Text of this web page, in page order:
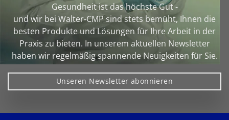
Gesundheit ist das höchste Gut -
und wir bei Walter‑CMP sind stets bemüht, Ihnen die
besten Produkte und Lösungen für Ihre Arbeit in der
Praxis zu bieten. In unserem aktuellen Newsletter
haben wir regelmäßig spannende Neuigkeiten für Sie.
Unseren Newsletter abonnieren